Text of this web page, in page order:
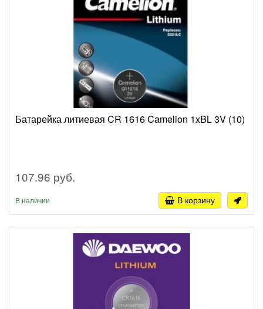
Батарейка литиевая CR 1616 Camelion 1xBL 3V (10)
107.96 руб.
В наличии В корзину